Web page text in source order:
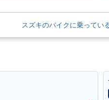
スズキのバイクに乗ってい